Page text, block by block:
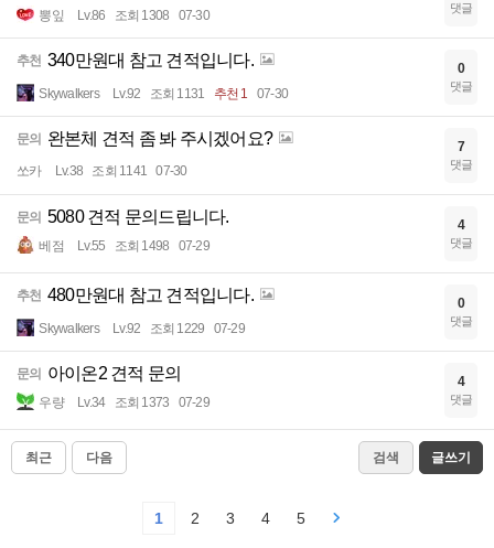
뽕잎 Lv.86 조회 1308 07-30 댓글
추천 340만원대 참고 견적입니다.
Skywalkers Lv.92 조회 1131 추천 1 07-30
0
댓글
문의 완본체 견적 좀 봐 주시겠어요?
쏘카 Lv.38 조회 1141 07-30
7
댓글
문의 5080 견적 문의드립니다.
베점 Lv.55 조회 1498 07-29
4
댓글
추천 480만원대 참고 견적입니다.
Skywalkers Lv.92 조회 1229 07-29
0
댓글
문의 아이온2 견적 문의
우량 Lv.34 조회 1373 07-29
4
댓글
최근 다음 검색 글쓰기
1 2 3 4 5